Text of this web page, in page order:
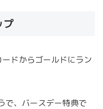
プ
ドからゴールドにラン
で、バースデー特典で